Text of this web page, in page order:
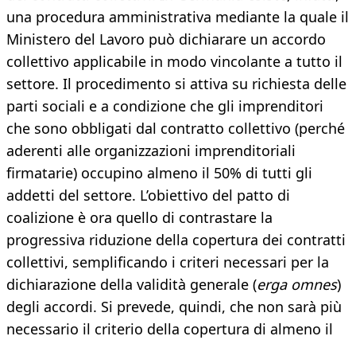
una procedura amministrativa mediante la quale il
Ministero del Lavoro può dichiarare un accordo
collettivo applicabile in modo vincolante a tutto il
settore. Il procedimento si attiva su richiesta delle
parti sociali e a condizione che gli imprenditori
che sono obbligati dal contratto collettivo (perché
aderenti alle organizzazioni imprenditoriali
firmatarie) occupino almeno il 50% di tutti gli
addetti del settore. L’obiettivo del patto di
coalizione è ora quello di contrastare la
progressiva riduzione della copertura dei contratti
collettivi, semplificando i criteri necessari per la
dichiarazione della validità generale (erga omnes)
degli accordi. Si prevede, quindi, che non sarà più
necessario il criterio della copertura di almeno il